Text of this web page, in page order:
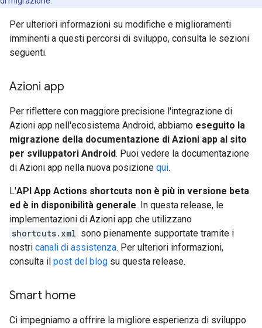
Per ulteriori informazioni su modifiche e miglioramenti
imminenti a questi percorsi di sviluppo, consulta le sezioni
seguenti.
Azioni app
Per riflettere con maggiore precisione l'integrazione di
Azioni app nell'ecosistema Android, abbiamo eseguito la
migrazione della documentazione di Azioni app al sito
per sviluppatori Android. Puoi vedere la documentazione
di Azioni app nella nuova posizione qui.
L'API App Actions shortcuts non è più in versione beta
ed è in disponibilità generale. In questa release, le
implementazioni di Azioni app che utilizzano
shortcuts.xml sono pienamente supportate tramite i
nostri canali di assistenza. Per ulteriori informazioni,
consulta il post del blog su questa release.
Smart home
Ci impegniamo a offrire la migliore esperienza di sviluppo